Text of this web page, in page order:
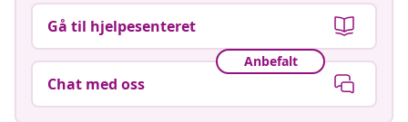
Gå til hjelpesenteret
Anbefalt
Chat med oss